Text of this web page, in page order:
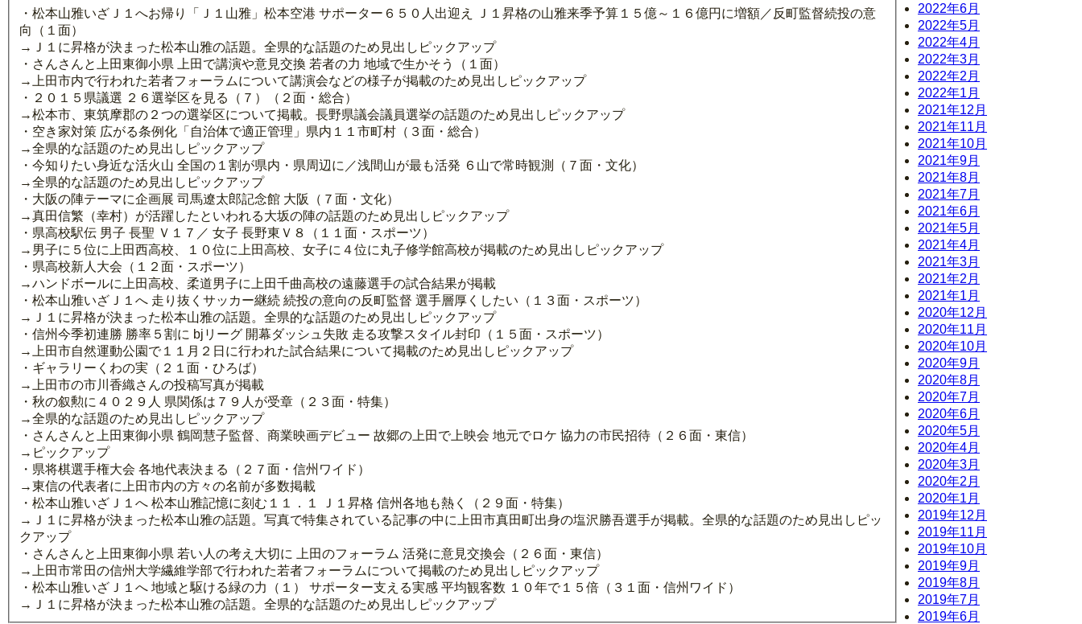
・松本山雅いざＪ１へお帰り「Ｊ１山雅」松本空港 サポーター６５０人出迎え Ｊ１昇格の山雅来季予算１５億～１６億円に増額／反町監督続投の意
向（１面）
→Ｊ１に昇格が決まった松本山雅の話題。全県的な話題のため見出しピックアップ
・さんさんと上田東御小県 上田で講演や意見交換 若者の力 地域で生かそう（１面）
→上田市内で行われた若者フォーラムについて講演会などの様子が掲載のため見出しピックアップ
・２０１５県議選 ２６選挙区を見る（７）（２面・総合）
→松本市、東筑摩郡の２つの選挙区について掲載。長野県議会議員選挙の話題のため見出しピックアップ
・空き家対策 広がる条例化「自治体で適正管理」県内１１市町村（３面・総合）
→全県的な話題のため見出しピックアップ
・今知りたい身近な活火山 全国の１割が県内・県周辺に／浅間山が最も活発 ６山で常時観測（７面・文化）
→全県的な話題のため見出しピックアップ
・大阪の陣テーマに企画展 司馬遼太郎記念館 大阪（７面・文化）
→真田信繁（幸村）が活躍したといわれる大坂の陣の話題のため見出しピックアップ
・県高校駅伝 男子 長聖 Ｖ１７／ 女子 長野東Ｖ８（１１面・スポーツ）
→男子に５位に上田西高校、１０位に上田高校、女子に４位に丸子修学館高校が掲載のため見出しピックアップ
・県高校新人大会（１２面・スポーツ）
→ハンドボールに上田高校、柔道男子に上田千曲高校の遠藤選手の試合結果が掲載
・松本山雅いざＪ１へ 走り抜くサッカー継続 続投の意向の反町監督 選手層厚くしたい（１３面・スポーツ）
→Ｊ１に昇格が決まった松本山雅の話題。全県的な話題のため見出しピックアップ
・信州今季初連勝 勝率５割に bjリーグ 開幕ダッシュ失敗 走る攻撃スタイル封印（１５面・スポーツ）
→上田市自然運動公園で１１月２日に行われた試合結果について掲載のため見出しピックアップ
・ギャラリーくわの実（２１面・ひろば）
→上田市の市川香織さんの投稿写真が掲載
・秋の叙勲に４０２９人 県関係は７９人が受章（２３面・特集）
→全県的な話題のため見出しピックアップ
・さんさんと上田東御小県 鶴岡慧子監督、商業映画デビュー 故郷の上田で上映会 地元でロケ 協力の市民招待（２６面・東信）
→ピックアップ
・県将棋選手権大会 各地代表決まる（２７面・信州ワイド）
→東信の代表者に上田市内の方々の名前が多数掲載
・松本山雅いざＪ１へ 松本山雅記憶に刻む１１．１ Ｊ１昇格 信州各地も熱く（２９面・特集）
→Ｊ１に昇格が決まった松本山雅の話題。写真で特集されている記事の中に上田市真田町出身の塩沢勝吾選手が掲載。全県的な話題のため見出しピッ
クアップ
・さんさんと上田東御小県 若い人の考え大切に 上田のフォーラム 活発に意見交換会（２６面・東信）
→上田市常田の信州大学繊維学部で行われた若者フォーラムについて掲載のため見出しピックアップ
・松本山雅いざＪ１へ 地域と駆ける緑の力（１） サポーター支える実感 平均観客数 １０年で１５倍（３１面・信州ワイド）
→Ｊ１に昇格が決まった松本山雅の話題。全県的な話題のため見出しピックアップ
2022年6月
2022年5月
2022年4月
2022年3月
2022年2月
2022年1月
2021年12月
2021年11月
2021年10月
2021年9月
2021年8月
2021年7月
2021年6月
2021年5月
2021年4月
2021年3月
2021年2月
2021年1月
2020年12月
2020年11月
2020年10月
2020年9月
2020年8月
2020年7月
2020年6月
2020年5月
2020年4月
2020年3月
2020年2月
2020年1月
2019年12月
2019年11月
2019年10月
2019年9月
2019年8月
2019年7月
2019年6月